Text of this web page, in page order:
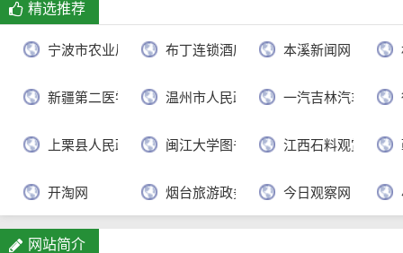
精选推荐
宁波市农业局 布丁连锁酒店官网 本溪新闻网
新疆第二医学院 温州市人民政府 一汽吉林汽车有限
上栗县人民政府 闽江大学图书馆 江西石料观赏网
开淘网 烟台旅游政务网 今日观察网
网站简介